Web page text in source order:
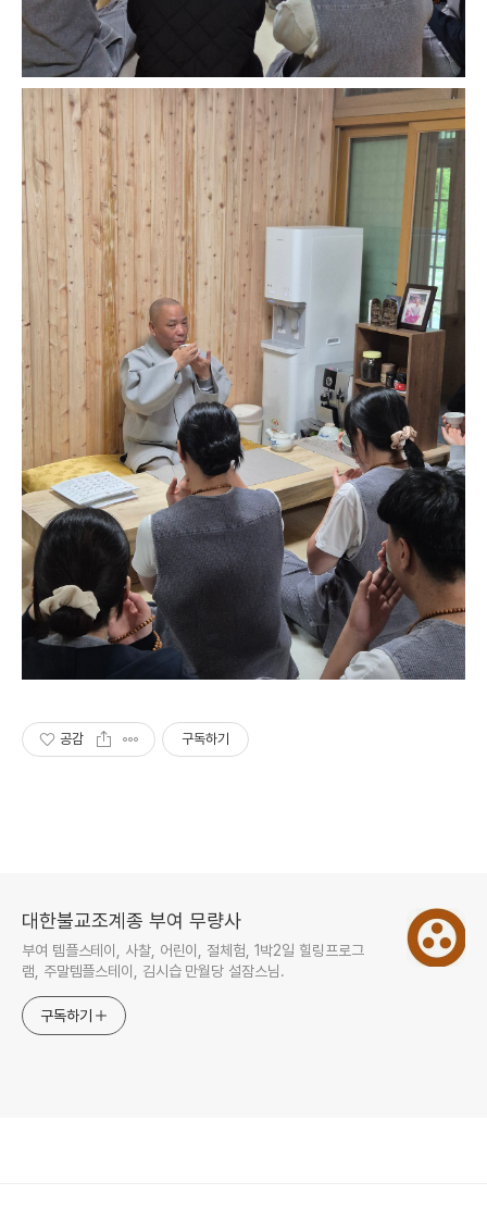
공감 구독하기
대한불교조계종 부여 무량사
부여 템플스테이, 사찰, 어린이, 절체험, 1박2일 힐링프로그
램, 주말템플스테이, 김시습 만월당 설잠스님.
구독하기